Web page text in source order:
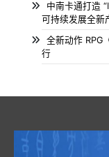
中南卡通打造
可持续发展全新
全新动作 RPG
行